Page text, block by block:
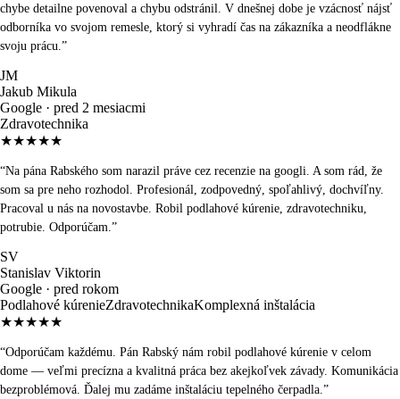
chybe detailne povenoval a chybu odstránil. V dnešnej dobe je vzácnosť nájsť
odborníka vo svojom remesle, ktorý si vyhradí čas na zákazníka a neodflákne
svoju prácu. ”
JM
Jakub Mikula
Google · pred 2 mesiacmi
Zdravotechnika
★★★★★
“Na pána Rabského som narazil práve cez recenzie na googli. A som rád, že
som sa pre neho rozhodol. Profesionál, zodpovedný, spoľahlivý, dochvíľny.
Pracoval u nás na novostavbe. Robil podlahové kúrenie, zdravotechniku,
potrubie. Odporúčam. ”
SV
Stanislav Viktorin
Google · pred rokom
Podlahové kúrenieZdravotechnikaKomplexná inštalácia
★★★★★
“Odporúčam každému. Pán Rabský nám robil podlahové kúrenie v celom
dome — veľmi precízna a kvalitná práca bez akejkoľvek závady. Komunikácia
bezproblémová. Ďalej mu zadáme inštaláciu tepelného čerpadla. ”